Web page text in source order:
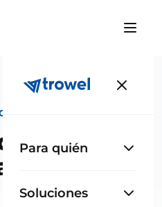
Para quién
Soluciones
hecho